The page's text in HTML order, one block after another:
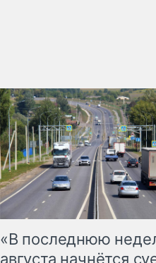
«В последнюю
августа начнётся